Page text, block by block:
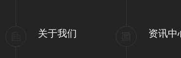
关于我们 资讯中